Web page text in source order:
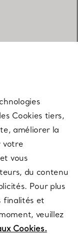
Cookies tiers,
améliorer la
votre
vous
du contenu
Pour plus
finalités et
veuillez
Cookies.